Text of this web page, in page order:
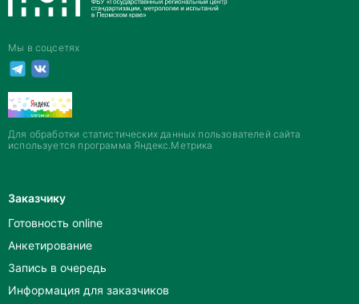
Мы в соцсетях
Для обработки статистических данных пользователей сайта
используется программа Яндекс.Метрика
Заказчику
Готовность online
Анкетирование
Запись в очередь
Информация для заказчиков